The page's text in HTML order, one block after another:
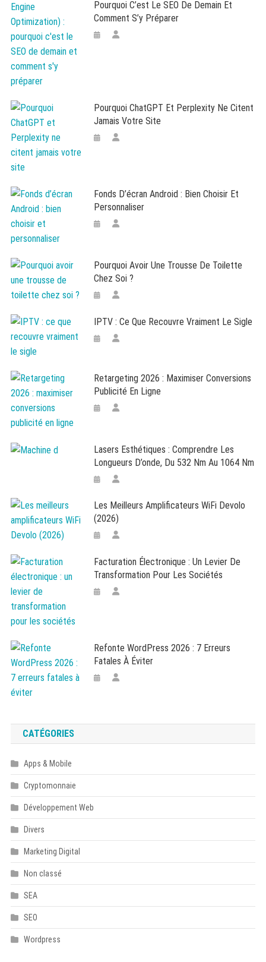
Pourquoi C’est Le SEO De Demain Et
Comment S’y Préparer
Pourquoi ChatGPT Et Perplexity Ne Citent
Jamais Votre Site
Fonds D’écran Android : Bien Choisir Et
Personnaliser
Pourquoi Avoir Une Trousse De Toilette
Chez Soi ?
IPTV : Ce Que Recouvre Vraiment Le Sigle
Retargeting 2026 : Maximiser Conversions
Publicité En Ligne
Lasers Esthétiques : Comprendre Les
Longueurs D’onde, Du 532 Nm Au 1064 Nm
Les Meilleurs Amplificateurs WiFi Devolo
(2026)
Facturation Électronique : Un Levier De
Transformation Pour Les Sociétés
Refonte WordPress 2026 : 7 Erreurs
Fatales À Éviter
CATÉGORIES
Apps & Mobile
Cryptomonnaie
Développement Web
Divers
Marketing Digital
Non classé
SEA
SEO
Wordpress